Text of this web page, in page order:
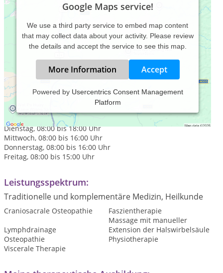
Google Maps service!
We use a third party service to embed map content
that may collect data about your activity. Please review
the details and accept the service to see this map.
More Information Accept
Powered by Usercentrics Consent Management
Platform
Praxiszeiten:
Montag, 08:00 bis 18:00 Uhr
Dienstag, 08:00 bis 18:00 Uhr
Mittwoch, 08:00 bis 16:00 Uhr
Donnerstag, 08:00 bis 16:00 Uhr
Freitag, 08:00 bis 15:00 Uhr
Leistungsspektrum:
Traditionelle und komplementäre Medizin, Heilkunde
Craniosacrale Osteopathie
Faszientherapie
Lymphdrainage
Massage mit manueller
Extension der Halswirbelsäule
Osteopathie
Physiotherapie
Viscerale Therapie